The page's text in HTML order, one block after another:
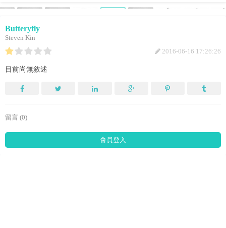
Butteryfly
Steven Kin
2016-06-16 17:26:26
目前尚無敘述
留言 (0)
會員登入